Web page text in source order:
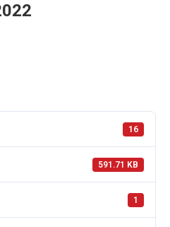
16
591.71 KB
1